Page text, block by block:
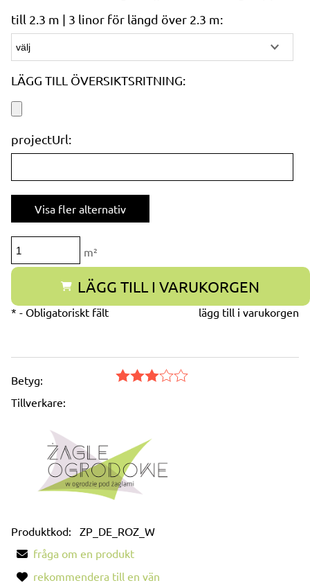
till 2.3 m | 3 linor för längd över 2.3 m:
LÄGG TILL ÖVERSIKTSRITNING:
projectUrl:
Visa fler alternativ
m²
LÄGG TILL I VARUKORGEN
lägg till i varukorgen
* - Obligatoriskt fält
Betyg:
Tillverkare:
Produktkod:
ZP_DE_ROZ_W
fråga om en produkt
rekommendera till en vän